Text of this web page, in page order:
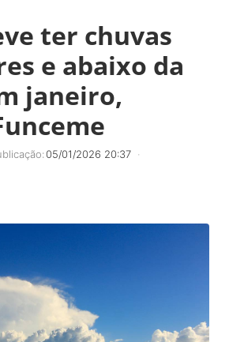
ter chuvas
e abaixo da
janeiro,
05/01/2026 20:37